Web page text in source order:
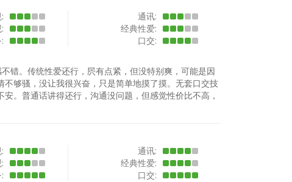
通讯:
经典性爱:
口交:
错。传统性爱还行，屄有点紧，但没特别爽，可能是因
够骚，没让我很兴奋，只是简单地摸了摸。无套口交技
。普通话讲得还行，沟通没问题，但感觉性价比不高，
通讯:
经典性爱:
口交: